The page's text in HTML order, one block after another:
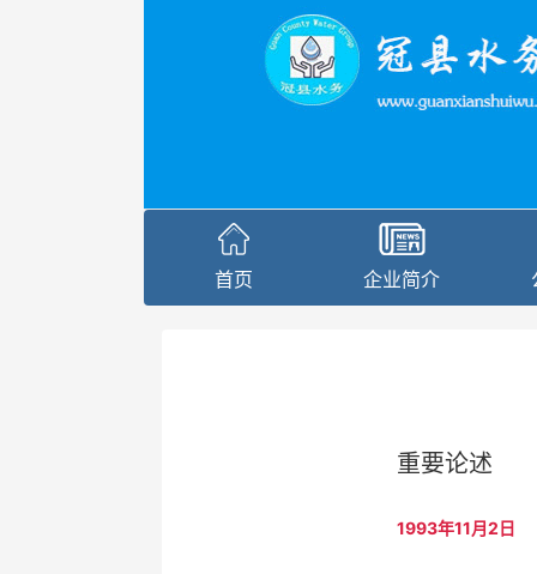
首页 企业简介
重要论述
1993年11月2日